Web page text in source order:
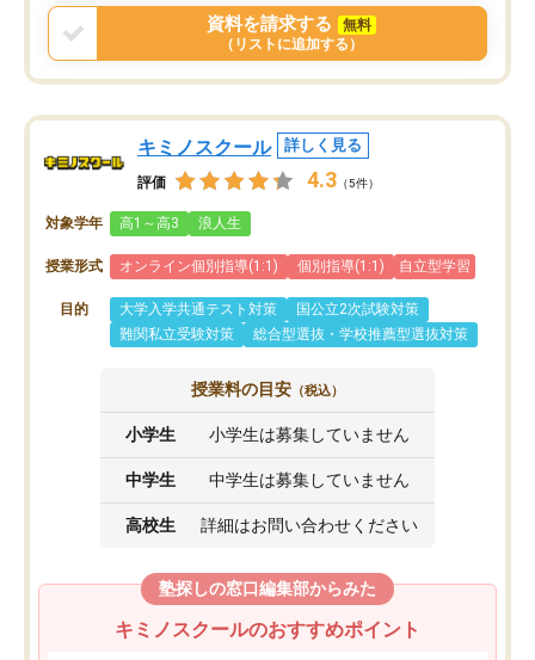
戻せ、授業内容や講師の方は良かった
と思います。
資料を請求する
無料
（リストに追加する）
キミノスクール 詳しく見る
評価 4.3 （5件）
対象学年 高1～高3 浪人生
授業形式 オンライン個別指導(1:1) 個別指導(1:1) 自立型学習
目的 大学入学共通テスト対策
国公立2次試験対策
難関私立受験対策
総合型選抜・学校推薦型選抜対策
授業料の目安 （税込）
小学生 小学生は募集していません
中学生 中学生は募集していません
高校生 詳細はお問い合わせください
塾探しの窓口編集部からみた
キミノスクールのおすすめポイント